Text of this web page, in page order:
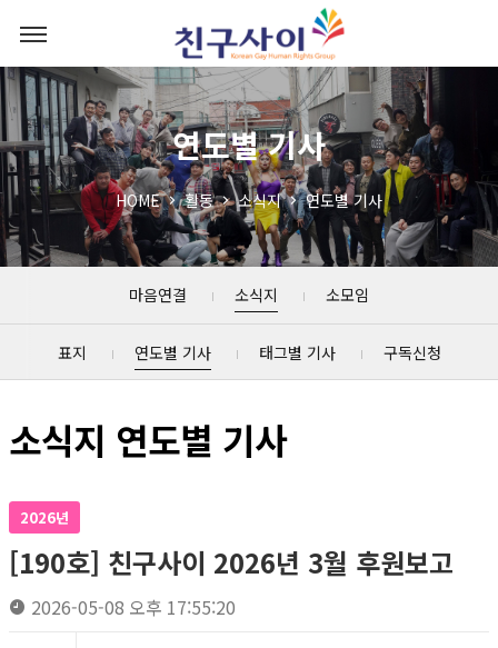
연도별 기사
HOME 활동 소식지 연도별 기사
마음연결 소식지 소모임
표지 연도별 기사 태그별 기사 구독신청
소식지 연도별 기사
2026년
[190호] 친구사이 2026년 3월 후원보고
2026-05-08 오후 17:55:20